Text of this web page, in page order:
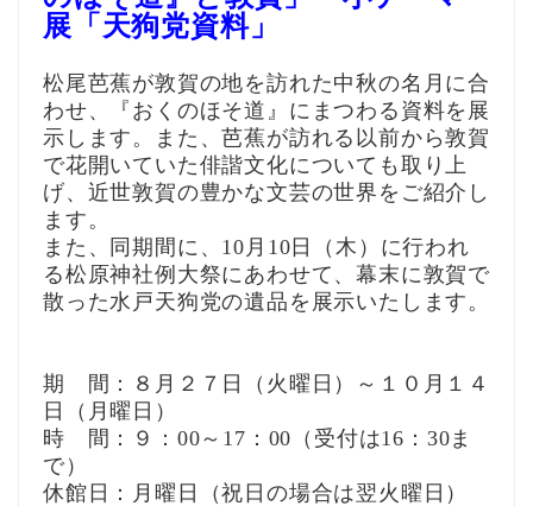
展「天狗党資料」
松尾芭蕉が敦賀の地を訪れた中秋の名月に合
わせ、『おくのほそ道』にまつわる資料を展
示します。また、芭蕉が訪れる以前から敦賀
で花開いていた俳諧文化についても取り上
げ、近世敦賀の豊かな文芸の世界をご紹介し
ます。
また、同期間に、10月10日（木）に行われ
る松原神社例大祭にあわせて、幕末に敦賀で
散った水戸天狗党の遺品を展示いたします。
期 間：８月２７日（火曜日）～１０月１４
日（月曜日）
時 間：９：00～17：00（受付は16：30ま
で）
休館日：月曜日（祝日の場合は翌火曜日）